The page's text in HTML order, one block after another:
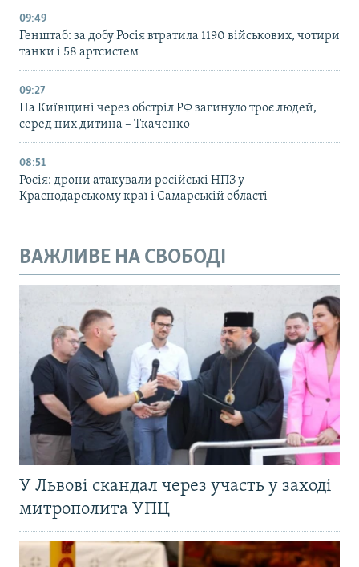
09:49
Генштаб: за добу Росія втратила 1190 військових, чотири
танки і 58 артсистем
09:27
На Київщині через обстріл РФ загинуло троє людей,
серед них дитина – Ткаченко
08:51
Росія: дрони атакували російські НПЗ у
Краснодарському краї і Самарській області
ВАЖЛИВЕ НА СВОБОДІ
У Львові скандал через участь у заході
митрополита УПЦ